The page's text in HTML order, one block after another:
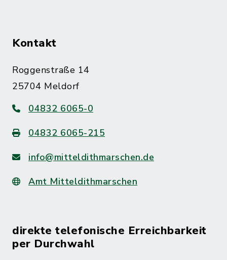
Kontakt
Roggenstraße 14
25704 Meldorf
04832 6065-0
04832 6065-215
info@mitteldithmarschen.de
Amt Mitteldithmarschen
direkte telefonische Erreichbarkeit
per Durchwahl